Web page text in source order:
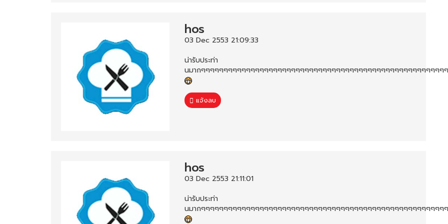
hos
03 Dec 2553 21:09:33
น่ารับประท่า
นมากๆๆๆๆๆๆๆๆๆๆๆๆๆๆๆๆๆๆๆๆๆๆๆๆๆๆๆๆๆๆๆๆๆๆๆๆๆๆๆๆๆๆๆๆๆๆๆๆๆๆๆๆๆ
แจ้งลบ
hos
03 Dec 2553 21:11:01
น่ารับประท่า
นมากๆๆๆๆๆๆๆๆๆๆๆๆๆๆๆๆๆๆๆๆๆๆๆๆๆๆๆๆๆๆๆๆๆๆๆๆๆๆๆๆๆๆๆๆๆๆๆๆๆๆๆๆๆ